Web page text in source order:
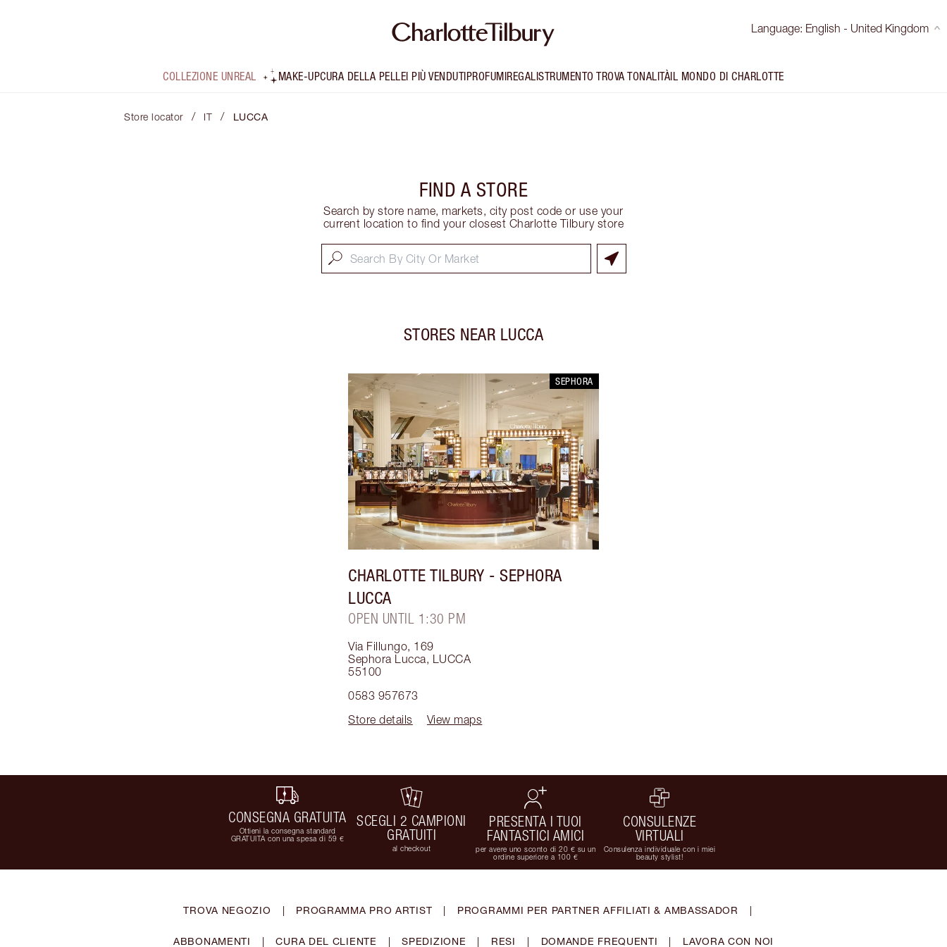
Language: English - United Kingdom
COLLEZIONE UNREAL MAKE-UPCURA DELLA PELLEI PIÙ VENDUTIPROFUMIREGALISTRUMENTO TROVA TONALITÀIL MONDO DI CHARLOTTE
Store locator / IT / LUCCA
FIND A STORE
Search by store name, markets, city post code or use your
current location to find your closest Charlotte Tilbury store
STORES NEAR LUCCA
SEPHORA
CHARLOTTE TILBURY - SEPHORA
LUCCA
OPEN UNTIL 1:30 PM
Via Fillungo, 169
Sephora Lucca, LUCCA
55100
0583 957673
Store details
View maps
CONSEGNA GRATUITA
Ottieni la consegna standard
GRATUITA con una spesa di 59 €
SCEGLI 2 CAMPIONI
GRATUITI
al checkout
PRESENTA I TUOI
FANTASTICI AMICI
per avere uno sconto di 20 € su un
ordine superiore a 100 €
CONSULENZE
VIRTUALI
Consulenza individuale con i miei
beauty stylist!
TROVA NEGOZIO | PROGRAMMA PRO ARTIST | PROGRAMMI PER PARTNER AFFILIATI & AMBASSADOR |
ABBONAMENTI | CURA DEL CLIENTE | SPEDIZIONE | RESI | DOMANDE FREQUENTI | LAVORA CON NOI